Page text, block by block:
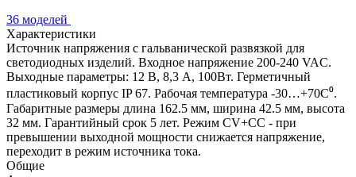
36 моделей
Характеристики
Источник напряжения с гальванической развязкой для
светодиодных изделий. Входное напряжение 200-240 VAC.
Выходные параметры: 12 В, 8,3 А, 100Вт. Герметичный
пластиковый корпус IP 67. Рабочая температура -30…+70C⁰.
Габаритные размеры длина 162.5 мм, ширина 42.5 мм, высота
32 мм. Гарантийный срок 5 лет. Режим CV+CC - при
превышении выходной мощности снижается напряжение,
переходит в режим источника тока.
Общие